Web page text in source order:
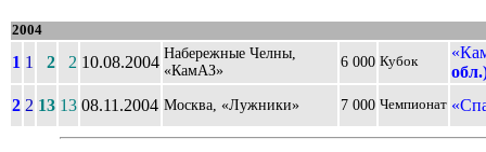
2004
1 1 2 2 10.08.2004 Набережные Челны,
«КамАЗ»
6 000 Кубок
2 2 13 13 08.11.2004 Москва, «Лужники» 7 000 Чемпионат